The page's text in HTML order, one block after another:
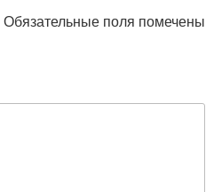
Обязательные поля помечены